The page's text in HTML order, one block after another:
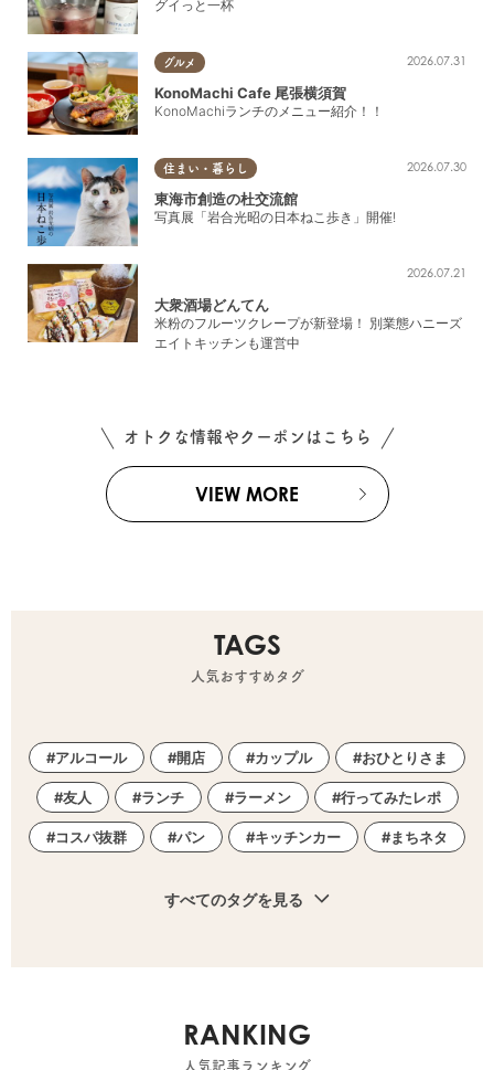
グイっと一杯
グルメ 2026.07.31
KonoMachi Cafe 尾張横須賀
KonoMachiランチのメニュー紹介！！
住まい・暮らし 2026.07.30
東海市創造の杜交流館
写真展「岩合光昭の日本ねこ歩き」開催!
2026.07.21
大衆酒場どんてん
米粉のフルーツクレープが新登場！ 別業態ハニーズ
エイトキッチンも運営中
オトクな情報やクーポンはこちら
VIEW MORE
TAGS
人気おすすめタグ
アルコール 開店 カップル おひとりさま
友人 ランチ ラーメン 行ってみたレポ
コスパ抜群 パン キッチンカー まちネタ
すべてのタグを見る
RANKING
人気記事ランキング